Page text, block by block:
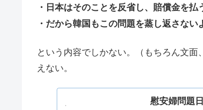
・日本はそのことを反省し、賠償金を払
・だから韓国もこの問題を蒸し返さない
という内容でしかない。（もちろん文
えない。
慰安婦問題